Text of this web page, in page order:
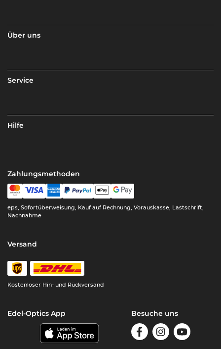
Über uns
Service
Hilfe
Zahlungsmethoden
eps, Sofortüberweisung, Kauf auf Rechnung, Vorauskasse, Lastschrift,
Nachnahme
Versand
Kostenloser Hin- und Rückversand
Edel-Optics App Besuche uns